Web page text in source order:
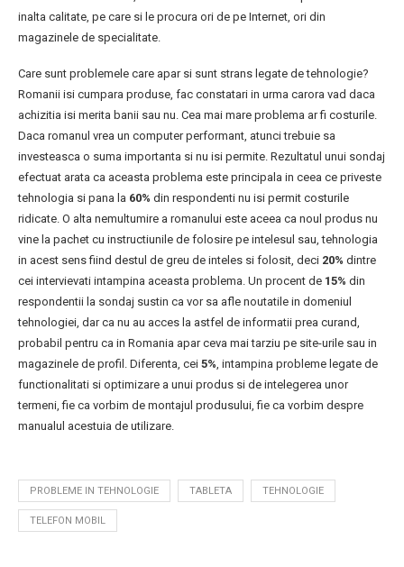
inalta calitate, pe care si le procura ori de pe Internet, ori din
magazinele de specialitate.
Care sunt problemele care apar si sunt strans legate de tehnologie?
Romanii isi cumpara produse, fac constatari in urma carora vad daca
achizitia isi merita banii sau nu. Cea mai mare problema ar fi costurile.
Daca romanul vrea un computer performant, atunci trebuie sa
investeasca o suma importanta si nu isi permite. Rezultatul unui sondaj
efectuat arata ca aceasta problema este principala in ceea ce priveste
tehnologia si pana la 60% din respondenti nu isi permit costurile
ridicate. O alta nemultumire a romanului este aceea ca noul produs nu
vine la pachet cu instructiunile de folosire pe intelesul sau, tehnologia
in acest sens fiind destul de greu de inteles si folosit, deci 20% dintre
cei intervievati intampina aceasta problema. Un procent de 15% din
respondentii la sondaj sustin ca vor sa afle noutatile in domeniul
tehnologiei, dar ca nu au acces la astfel de informatii prea curand,
probabil pentru ca in Romania apar ceva mai tarziu pe site-urile sau in
magazinele de profil. Diferenta, cei 5%, intampina probleme legate de
functionalitati si optimizare a unui produs si de intelegerea unor
termeni, fie ca vorbim de montajul produsului, fie ca vorbim despre
manualul acestuia de utilizare.
PROBLEME IN TEHNOLOGIE TABLETA TEHNOLOGIE
TELEFON MOBIL